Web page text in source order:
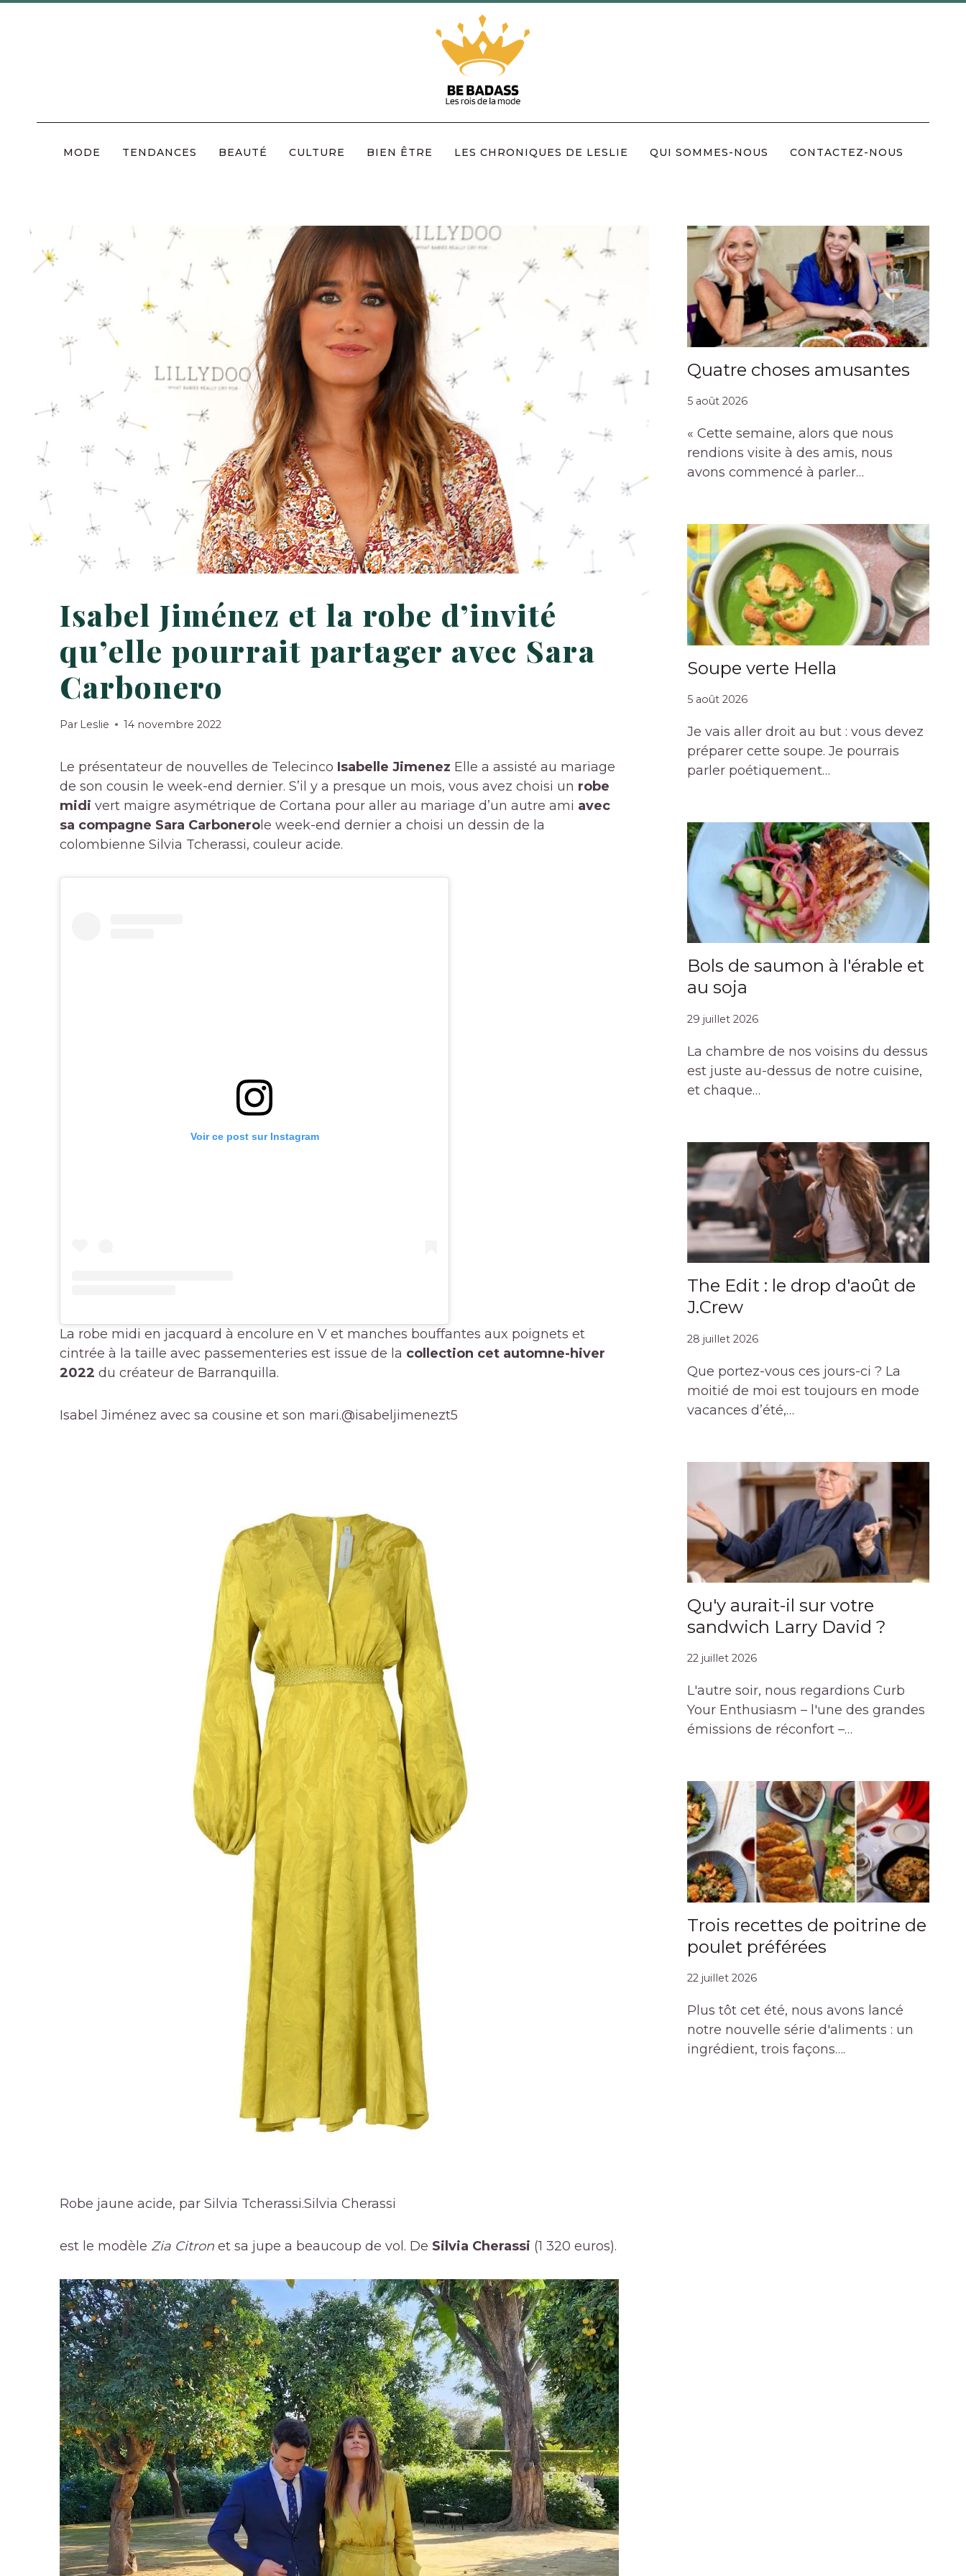
MODE TENDANCES BEAUTÉ CULTURE BIEN ÊTRE LES CHRONIQUES DE LESLIE QUI SOMMES-NOUS CONTACTEZ-NOUS
Isabel Jiménez et la robe d’invité
qu’elle pourrait partager avec Sara
Carbonero
Par Leslie 14 novembre 2022
Le présentateur de nouvelles de Telecinco Isabelle Jimenez Elle a assisté au mariage
de son cousin le week-end dernier. S’il y a presque un mois, vous avez choisi un robe
midi vert maigre asymétrique de Cortana pour aller au mariage d’un autre ami avec
sa compagne Sara Carbonero le week-end dernier a choisi un dessin de la
colombienne Silvia Tcherassi, couleur acide.
Voir ce post sur Instagram
La robe midi en jacquard à encolure en V et manches bouffantes aux poignets et
cintrée à la taille avec passementeries est issue de la collection cet automne-hiver
2022 du créateur de Barranquilla.
Isabel Jiménez avec sa cousine et son mari.@isabeljimenezt5
Robe jaune acide, par Silvia Tcherassi.Silvia Cherassi
est le modèle Zia Citron et sa jupe a beaucoup de vol. De Silvia Cherassi (1 320 euros).
Quatre choses amusantes
5 août 2026
« Cette semaine, alors que nous
rendions visite à des amis, nous
avons commencé à parler…
Soupe verte Hella
5 août 2026
Je vais aller droit au but : vous devez
préparer cette soupe. Je pourrais
parler poétiquement…
Bols de saumon à l'érable et
au soja
29 juillet 2026
La chambre de nos voisins du dessus
est juste au-dessus de notre cuisine,
et chaque…
The Edit : le drop d'août de
J.Crew
28 juillet 2026
Que portez-vous ces jours-ci ? La
moitié de moi est toujours en mode
vacances d’été,…
Qu'y aurait-il sur votre
sandwich Larry David ?
22 juillet 2026
L'autre soir, nous regardions Curb
Your Enthusiasm – l'une des grandes
émissions de réconfort –…
Trois recettes de poitrine de
poulet préférées
22 juillet 2026
Plus tôt cet été, nous avons lancé
notre nouvelle série d'aliments : un
ingrédient, trois façons….